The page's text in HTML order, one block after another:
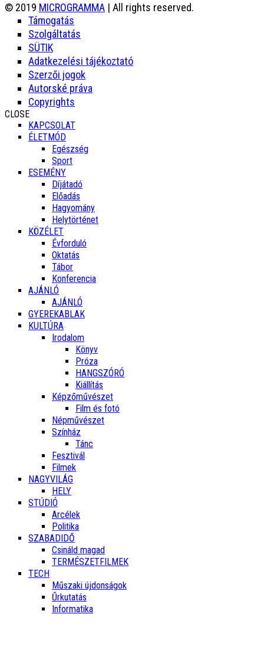
© 2019 MICROGRAMMA | All rights reserved.
Támogatás
Szolgáltatás
SÜTIK
Adatkezelési tájékoztató
Szerzői jogok
Autorské práva
Copyrights
CLOSE
KAPCSOLAT
ÉLETMÓD
Egészség
Sport
ESEMÉNY
Díjátadó
Előadás
Hagyomány
Helytörténet
KÖZÉLET
Évforduló
Oktatás
Tábor
Konferencia
AJÁNLÓ
AJÁNLÓ
GYEREKABLAK
KULTÚRA
Irodalom
Könyv
Próza
HANGSZÓRÓ
Kiállítás
Képzőművészet
Film és fotó
Népművészet
Színház
Tánc
Fesztivál
Filmek
NAGYVILÁG
HELY
STÚDIÓ
Arcélek
Politika
SZABADIDŐ
Csináld magad
TERMÉSZETFILMEK
TECH
Műszaki újdonságok
Űrkutatás
Informatika